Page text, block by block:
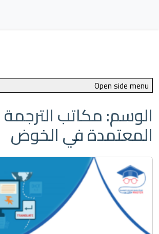
الوسم:مكاتب الترجمة
المعتمدة في الخوض
Open side menu